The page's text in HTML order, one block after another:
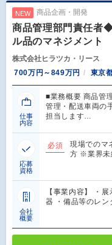
NEW 商品企画・開発
商品管理部門責任者
ル品のマネジメント
株式会社ヒラツカ・リース
700万円～849万円
東京
仕事
内容
■業務概要 商品管
管理・配送車両の
担当します…
応募
資格
必須
現場でのマ
方 ※業界未
会社
概要
【事業内容】 ・
器 ・備品等のレ